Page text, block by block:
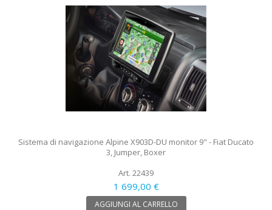
Sistema di navigazione Alpine X903D-DU monitor 9" - Fiat Ducato
3, Jumper, Boxer
Art. 22439
1 699,00 €
AGGIUNGI AL CARRELLO